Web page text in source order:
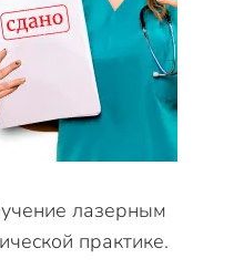
лазерным
практике.